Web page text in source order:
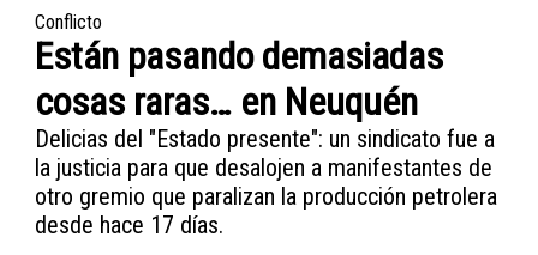
Dinero
Mundo
Conflicto
Están pasando demasiadas
cosas raras… en Neuquén
Delicias del "Estado presente": un sindicato fue a
la justicia para que desalojen a manifestantes de
otro gremio que paralizan la producción petrolera
desde hace 17 días.